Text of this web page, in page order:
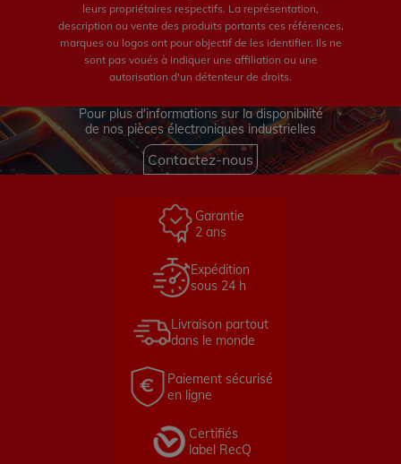
leurs propriétaires respectifs. La représentation,
description ou vente des produits portants ces références,
marques ou logos ont pour objectif de les identifier. Ils ne
sont pas voués à indiquer une affiliation ou une
autorisation d'un détenteur de droits.
Pour plus d'informations sur la disponibilité
de nos pièces électroniques industrielles
Contactez-nous
Garantie
2 ans
Expédition
sous 24 h
Livraison partout
dans le monde
Paiement sécurisé
en ligne
Certifiés
label RecQ